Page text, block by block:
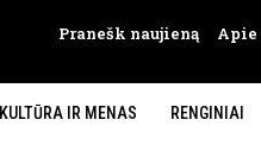
Pranešk naujieną Apie
KULTŪRA IR MENAS RENGINIAI